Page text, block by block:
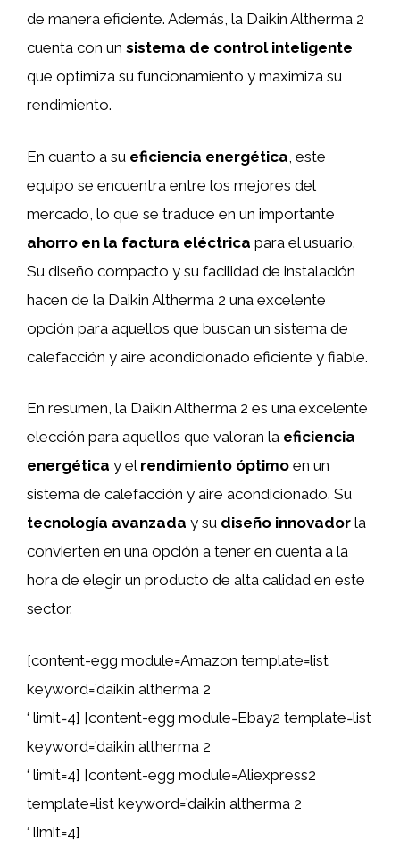
de manera eficiente. Además, la Daikin Altherma 2
cuenta con un sistema de control inteligente
que optimiza su funcionamiento y maximiza su
rendimiento.
En cuanto a su eficiencia energética , este
equipo se encuentra entre los mejores del
mercado, lo que se traduce en un importante
ahorro en la factura eléctrica para el usuario.
Su diseño compacto y su facilidad de instalación
hacen de la Daikin Altherma 2 una excelente
opción para aquellos que buscan un sistema de
calefacción y aire acondicionado eficiente y fiable.
En resumen, la Daikin Altherma 2 es una excelente
elección para aquellos que valoran la eficiencia
energética y el rendimiento óptimo en un
sistema de calefacción y aire acondicionado. Su
tecnología avanzada y su diseño innovador la
convierten en una opción a tener en cuenta a la
hora de elegir un producto de alta calidad en este
sector.
[content-egg module=Amazon template=list
keyword=’daikin altherma 2
‘ limit=4] [content-egg module=Ebay2 template=list
keyword=’daikin altherma 2
‘ limit=4] [content-egg module=Aliexpress2
template=list keyword=’daikin altherma 2
‘ limit=4]